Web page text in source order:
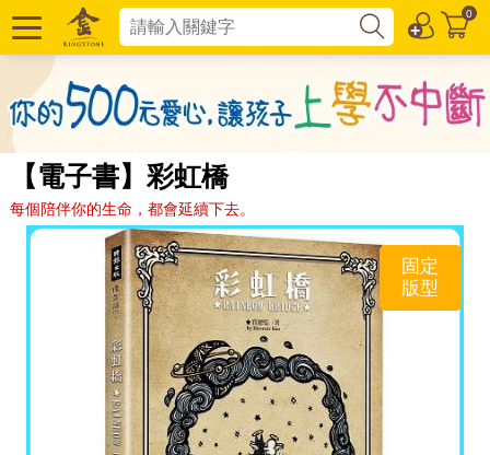
0
【電子書】彩虹橋
每個陪伴你的生命，都會延續下去。
固定
版型